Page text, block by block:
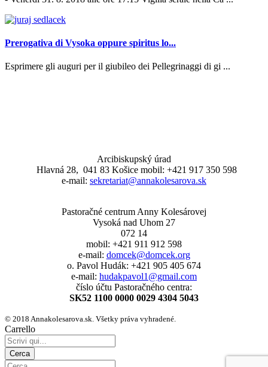
Prerogativa di Vysoka oppure spiritus lo...
Esprimere gli auguri per il giubileo dei Pellegrinaggi di gi ...
Arcibiskupský úrad
Hlavná 28, 041 83 Košice mobil: +421 917 350 598
e-mail: sekretariat@annakolesarova.sk
Pastoračné centrum Anny Kolesárovej
Vysoká nad Uhom 27
072 14
mobil: +421 911 912 598
e-mail: domcek@domcek.org
o. Pavol Hudák: +421 905 405 674
e-mail: hudakpavol1@gmail.com
číslo účtu Pastoračného centra:
SK52 1100 0000 0029 4304 5043
© 2018 Annakolesarova.sk. Všetky práva vyhradené.
Carrello